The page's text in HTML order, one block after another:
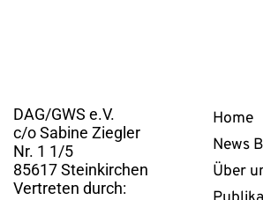
DAG/GWS e.V.
c/o Sabine Ziegler
Nr. 1 1/5
85617 Steinkirchen
Vertreten durch:
Home
News
Über